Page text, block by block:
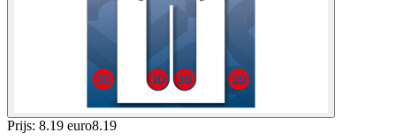
Prijs: 8.19 euro8.19